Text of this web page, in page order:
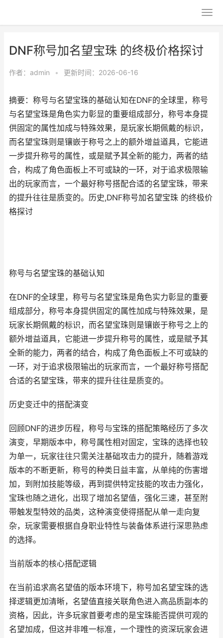
DNF称号加名望宝珠 的终极价格探讨
作者： admin • 更新时间：2026-06-16
摘要：称号与名望宝珠的基础认知在DNF的全球里，称号
与名望宝珠是角色实力彰显的重要组成部分，称号本身提
供固定的属性加成与特殊效果，是玩家长期佩戴的标识，
而名望宝珠则是镶嵌于称号之上的额外增益道具，它能进
一步提升称号的属性，或是赋予其全新的能力，两者的结
合，构成了角色面板上不可或缺的一环，对于追求极限输
出的玩家而言，一个最好称号搭配合适的名望宝珠，带来
的提升往往是质变的。历史,DNF称号加名望宝珠 的终极价
格探讨
称号与名望宝珠的基础认知
在DNF的全球里，称号与名望宝珠是角色实力彰显的重要
组成部分，称号本身提供固定的属性加成与特殊效果，是
玩家长期佩戴的标识，而名望宝珠则是镶嵌于称号之上的
额外增益道具，它能进一步提升称号的属性，或是赋予其
全新的能力，两者的结合，构成了角色面板上不可或缺的
一环，对于追求极限输出的玩家而言，一个最好称号搭配
合适的名望宝珠，带来的提升往往是质变的。
历史变迁中的搭配演变
回顾DNF的进步历程，称号与宝珠的搭配策略经历了多次
演变，早期版本中，称号属性相对固定，宝珠的选择也较
为单一，玩家往往只需关注基础攻击力的提升，随着游戏
版本的不断更新，称号的种类日益丰富，从单纯的伤害增
加，到附加技能等级，再到提供特定技能的攻击力强化，
宝珠也随之进化，出现了增加名望值，强化三速，甚至附
带触发型特效的品类，这种演变使得搭配从单一走向复
杂，玩家需要根据自身职业特性与装备体系进行深思熟虑
的选择。
当前版本的核心搭配逻辑
在当前追求高名望值的版本环境下，称号加名望宝珠的选
择逻辑更加清晰，名望值直接关联角色进入高品质副本的
资格，因此，许多玩家首要考虑的是宝珠能否提供可观的
名望加成，但这并非唯一标准，一个理性的资深玩家会进